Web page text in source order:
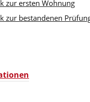
zur ersten Wohnung
zur bestandenen